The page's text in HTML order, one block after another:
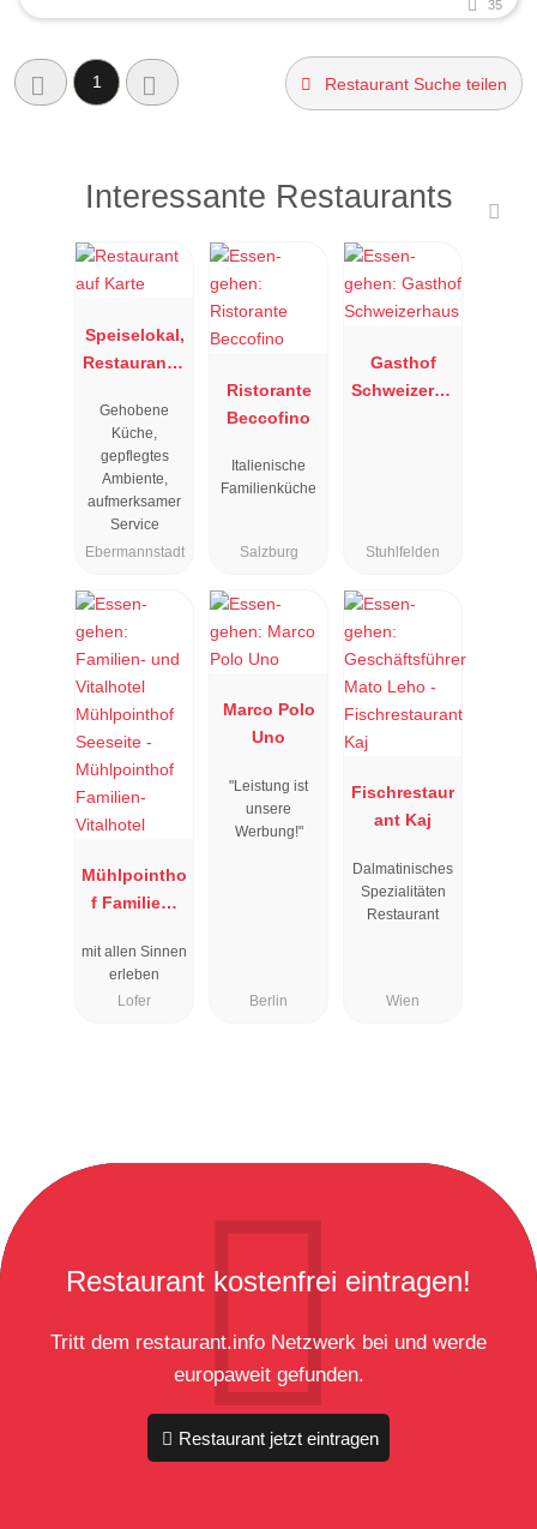
35
1 Restaurant Suche teilen
Interessante Restaurants
Speiselokal,
Restaurant "
"
Gehobene
Küche,
gepflegtes
Ambiente,
aufmerksamer
Service
Ebermannstadt
Ristorante
Beccofino
Italienische
Familienküche
Salzburg
Gasthof
Schweizerha
Stuhlfelden
Mühlpointho
f Familien-
mit allen Sinnen
erleben
Lofer
Marco Polo
Uno
"Leistung ist
unsere
Werbung!"
Berlin
Fischrestaur
ant Kaj
Dalmatinisches
Spezialitäten
Restaurant
Wien
Restaurant kostenfrei eintragen!
Tritt dem restaurant.info Netzwerk bei und werde
europaweit gefunden.
Restaurant jetzt eintragen